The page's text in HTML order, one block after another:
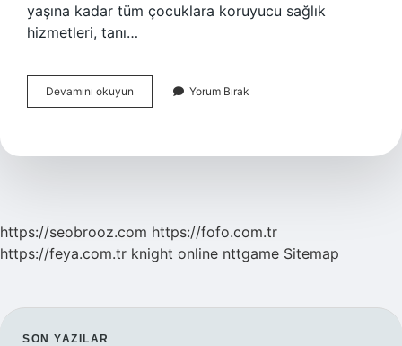
yaşına kadar tüm çocuklara koruyucu sağlık
hizmetleri, tanı…
Devamını okuyun
Ve
Aynı
Yorum Bırak
https://seobrooz.com https://fofo.com.tr
https://feya.com.tr knight online nttgame Sitemap
SON YAZILAR